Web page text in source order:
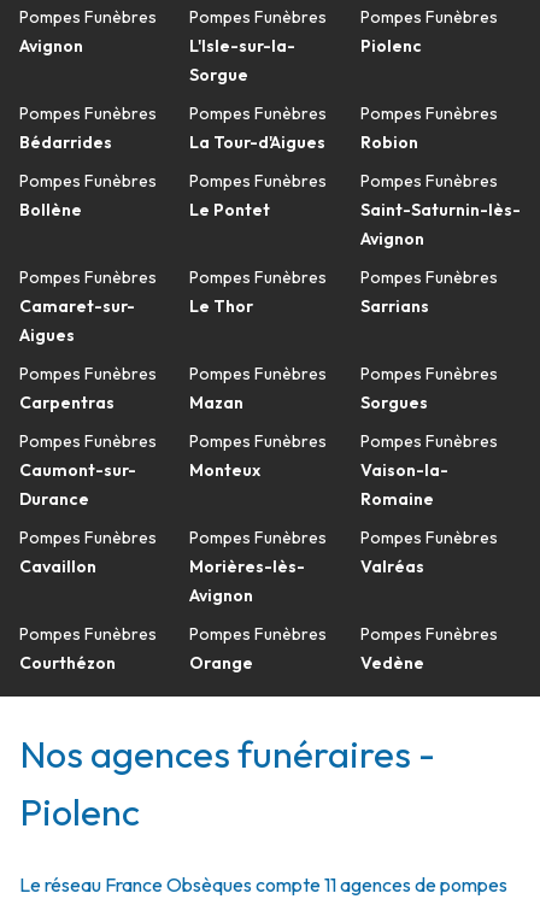
Pompes Funèbres
Avignon
Pompes Funèbres
Bédarrides
Pompes Funèbres
Bollène
Pompes Funèbres
Camaret-sur-
Aigues
Pompes Funèbres
Carpentras
Pompes Funèbres
Caumont-sur-
Durance
Pompes Funèbres
Cavaillon
Pompes Funèbres
Courthézon
Pompes Funèbres
L'Isle-sur-la-
Sorgue
Pompes Funèbres
La Tour-d'Aigues
Pompes Funèbres
Le Pontet
Pompes Funèbres
Le Thor
Pompes Funèbres
Mazan
Pompes Funèbres
Monteux
Pompes Funèbres
Morières-lès-
Avignon
Pompes Funèbres
Orange
Pompes Funèbres
Piolenc
Pompes Funèbres
Robion
Pompes Funèbres
Saint-Saturnin-lès-
Avignon
Pompes Funèbres
Sarrians
Pompes Funèbres
Sorgues
Pompes Funèbres
Vaison-la-
Romaine
Pompes Funèbres
Valréas
Pompes Funèbres
Vedène
Nos agences funéraires -
Piolenc
Le réseau France Obsèques compte 11 agences de pompes